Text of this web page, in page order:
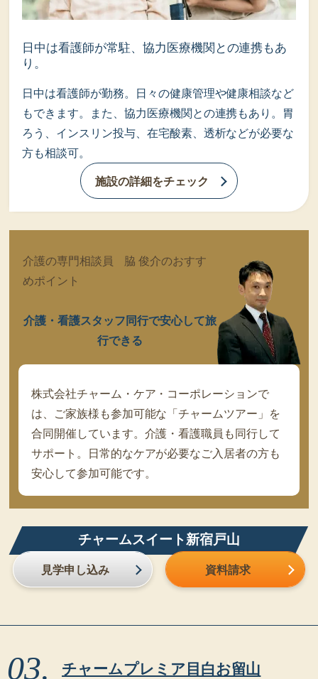
日中は看護師が常駐、協力医療機関との連携もあ
り。
日中は看護師が勤務。日々の健康管理や健康相談など
もできます。また、協力医療機関との連携もあり。胃
ろう、インスリン投与、在宅酸素、透析などが必要な
方も相談可。
施設の詳細をチェック
介護の専門相談員 脇 俊介のおすす
めポイント
介護・看護スタッフ同行で安心して旅
行できる
株式会社チャーム・ケア・コーポレーションで
は、ご家族様も参加可能な「チャームツアー」を
合同開催しています。介護・看護職員も同行して
サポート。日常的なケアが必要なご入居者の方も
安心して参加可能です。
チャームスイート新宿戸山
見学申し込み 資料請求
チャームプレミア目白お留山